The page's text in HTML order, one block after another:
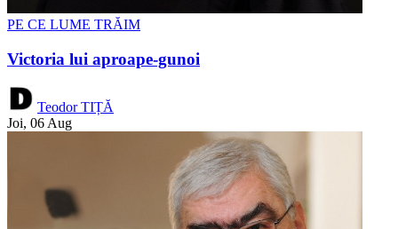
PE CE LUME TRĂIM
Victoria lui aproape-gunoi
Teodor TIȚĂ
Joi, 06 Aug